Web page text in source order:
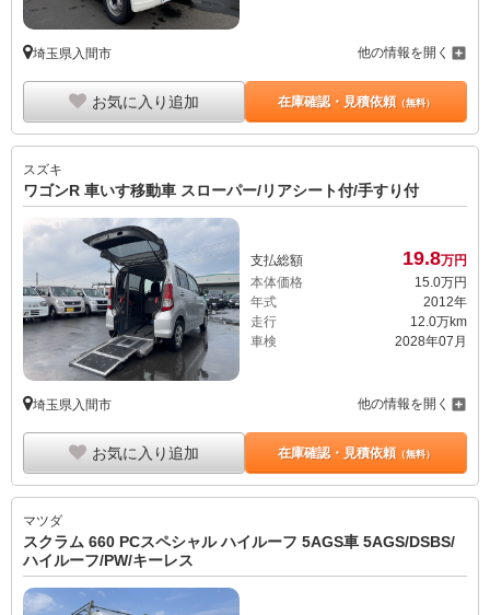
埼玉県入間市 他の情報を開く
お気に入り追加 在庫確認・見積依頼（無料）
スズキ
ワゴンR 車いす移動車 スローパー/リアシート付/手すり付
支払総額 19.8万円
本体価格
15.0万円
年式
2012年
走行
12.0万km
車検
2028年07月
埼玉県入間市 他の情報を開く
お気に入り追加 在庫確認・見積依頼（無料）
マツダ
スクラム 660 PCスペシャル ハイルーフ 5AGS車 5AGS/DSBS/
ハイルーフ/PW/キーレス